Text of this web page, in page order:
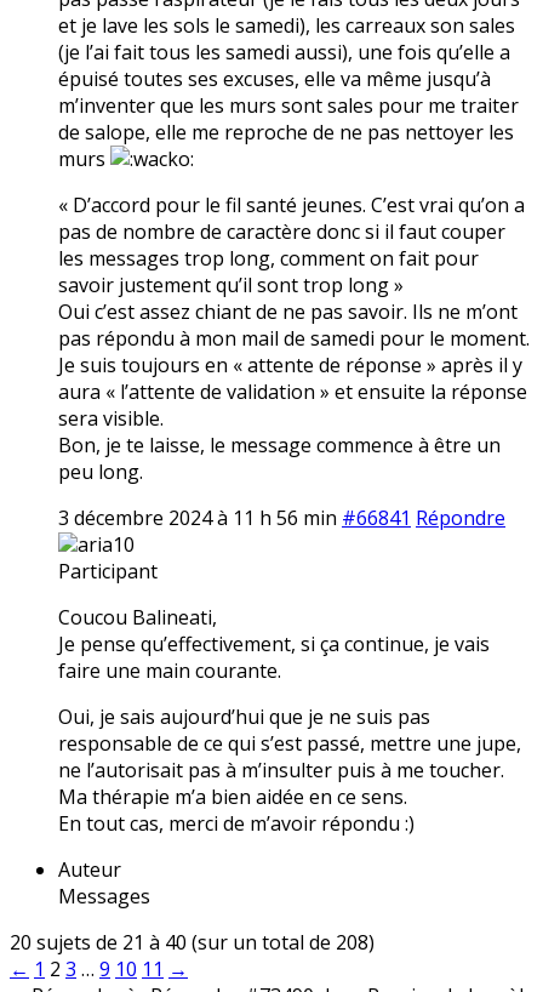
et je lave les sols le samedi), les carreaux son sales
(je l’ai fait tous les samedi aussi), une fois qu’elle a
épuisé toutes ses excuses, elle va même jusqu’à
m’inventer que les murs sont sales pour me traiter
de salope, elle me reproche de ne pas nettoyer les
murs
« D’accord pour le fil santé jeunes. C’est vrai qu’on a
pas de nombre de caractère donc si il faut couper
les messages trop long, comment on fait pour
savoir justement qu’il sont trop long »
Oui c’est assez chiant de ne pas savoir. Ils ne m’ont
pas répondu à mon mail de samedi pour le moment.
Je suis toujours en « attente de réponse » après il y
aura « l’attente de validation » et ensuite la réponse
sera visible.
Bon, je te laisse, le message commence à être un
peu long.
3 décembre 2024 à 11 h 56 min #66841 Répondre
aria10
Participant
Coucou Balineati,
Je pense qu’effectivement, si ça continue, je vais
faire une main courante.
Oui, je sais aujourd’hui que je ne suis pas
responsable de ce qui s’est passé, mettre une jupe,
ne l’autorisait pas à m’insulter puis à me toucher.
Ma thérapie m’a bien aidée en ce sens.
En tout cas, merci de m’avoir répondu :)
Auteur
Messages
20 sujets de 21 à 40 (sur un total de 208)
← 1 2 3 … 9 10 11 →